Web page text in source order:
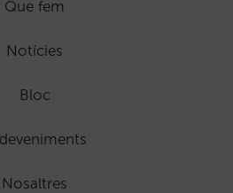
Que fem
Notícies
Bloc
Nosaltres